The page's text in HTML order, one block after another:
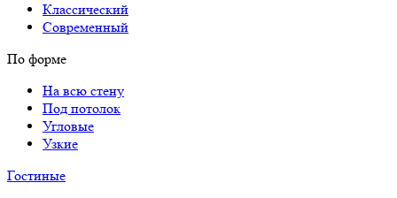
Классический
Современный
По форме
На всю стену
Под потолок
Угловые
Узкие
Гостиные